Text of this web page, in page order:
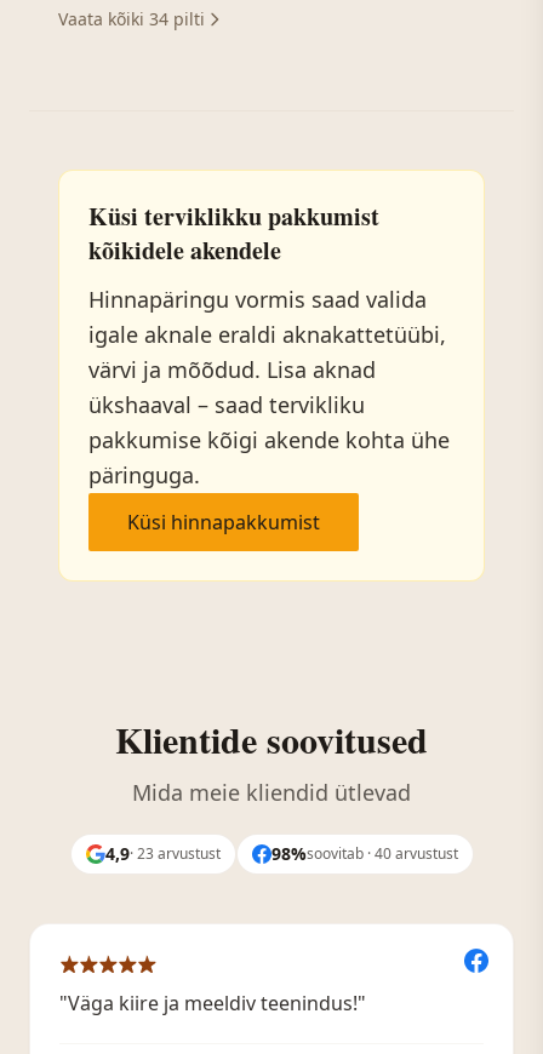
Vaata kõiki 34 pilti
Küsi terviklikku pakkumist
kõikidele akendele
Hinnapäringu vormis saad valida
igale aknale eraldi aknakattetüübi,
värvi ja mõõdud. Lisa aknad
ükshaaval – saad tervikliku
pakkumise kõigi akende kohta ühe
päringuga.
Küsi hinnapakkumist
Klientide soovitused
Mida meie kliendid ütlevad
4,9· 23 arvustust 98%soovitab · 40 arvustust
"Väga kiire ja meeldiv teenindus!"